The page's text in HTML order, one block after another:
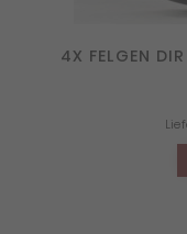
4X FELGEN